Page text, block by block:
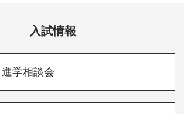
入試情報
学相談会